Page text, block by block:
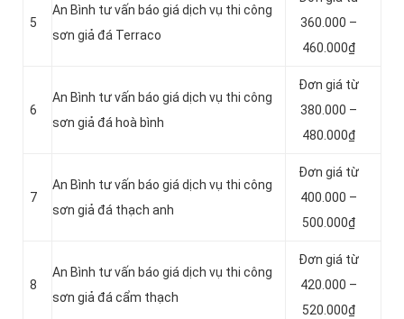
5
An Bình tư vấn báo giá dịch vụ thi công
sơn giả đá Terraco
360.000 –
460.000₫
6
An Bình tư vấn báo giá dịch vụ thi công
sơn giả đá hoà bình
Đơn giá từ
380.000 –
480.000₫
7
An Bình tư vấn báo giá dịch vụ thi công
sơn giả đá thạch anh
Đơn giá từ
400.000 –
500.000₫
8
An Bình tư vấn báo giá dịch vụ thi công
sơn giả đá cẩm thạch
Đơn giá từ
420.000 –
520.000₫